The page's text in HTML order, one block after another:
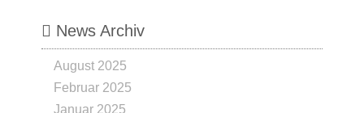
News Archiv
August 2025
Februar 2025
Januar 2025